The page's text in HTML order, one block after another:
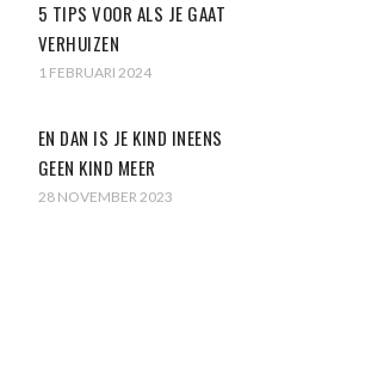
5 TIPS VOOR ALS JE GAAT
VERHUIZEN
1 FEBRUARI 2024
EN DAN IS JE KIND INEENS
GEEN KIND MEER
28 NOVEMBER 2023